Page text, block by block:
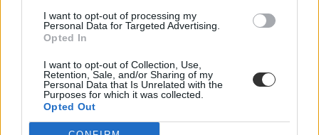
I want to opt-out of processing my
Personal Data for Targeted Advertising.
Opted In
I want to opt-out of Collection, Use,
Retention, Sale, and/or Sharing of my
Personal Data that Is Unrelated with the
Purposes for which it was collected.
Opted Out
megnézni, és mire jó a próbavizsga? Utánajártunk.
Nyelvtanulás
Nyelvtanulók, figyelem: ezért érdemes